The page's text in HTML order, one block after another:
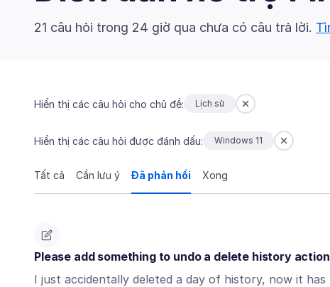
21 câu hỏi trong 24 giờ qua chưa có câu trả lời.
Hiển thị các câu hỏi cho chủ đề: Lịch sử
Hiển thị các câu hỏi được đánh dấu: Windows 11
Tất cả Cần lưu ý Đã phản hồi Xong
Please add something to undo a delete history action
I just accidentally deleted a day of history, now it